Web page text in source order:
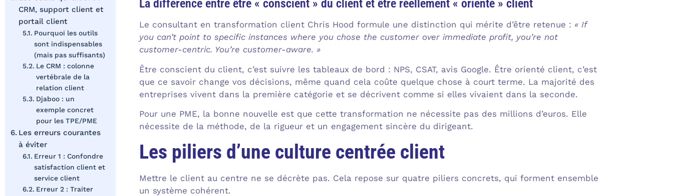
La différence entre être « conscient » du client et être réellement « orienté » client
Le consultant en transformation client Chris Hood formule une distinction qui mérite d’être retenue : « If
you can’t point to specific instances where you chose the customer over immediate profit, you’re not
customer-centric. You’re customer-aware. »
Être conscient du client, c’est suivre les tableaux de bord : NPS, CSAT, avis Google. Être orienté client, c’est
que ce savoir change vos décisions, même quand cela coûte quelque chose à court terme. La majorité des
entreprises vivent dans la première catégorie et se décrivent comme si elles vivaient dans la seconde.
Pour une PME, la bonne nouvelle est que cette transformation ne nécessite pas des millions d’euros. Elle
nécessite de la méthode, de la rigueur et un engagement sincère du dirigeant.
Les piliers d’une culture centrée client
Mettre le client au centre ne se décrète pas. Cela repose sur quatre piliers concrets, qui forment ensemble
un système cohérent.
CRM, support client et
portail client
Pourquoi les outils
sont indispensables
(mais pas suffisants)
Le CRM : colonne
vertébrale de la
relation client
Djaboo : un
exemple concret
pour les TPE/PME
Les erreurs courantes
à éviter
Erreur 1 : Confondre
satisfaction client et
service client
Erreur 2 : Traiter